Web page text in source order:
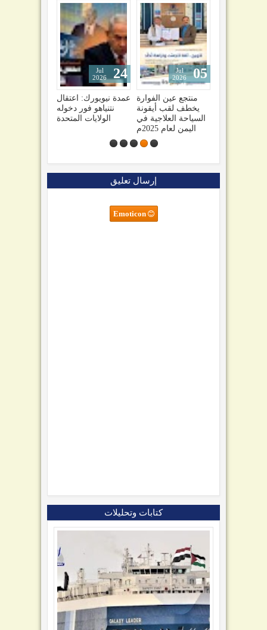
عمدة نيويورك: اعتقال
نتنياهو فور دخوله
الولايات المتحدة
24
منتجع عين الفوارة
يخطف لقب أيقونة
السياحة العلاجية في
اليمن لعام 2025م
05
Jul
2026
صنعاء تهدد السعودية
وتحذيرات من تفاقم
الأزمة اليمنية1
Jul
2026
إرسال تعليق
Emoticon
كتابات وتحليلات